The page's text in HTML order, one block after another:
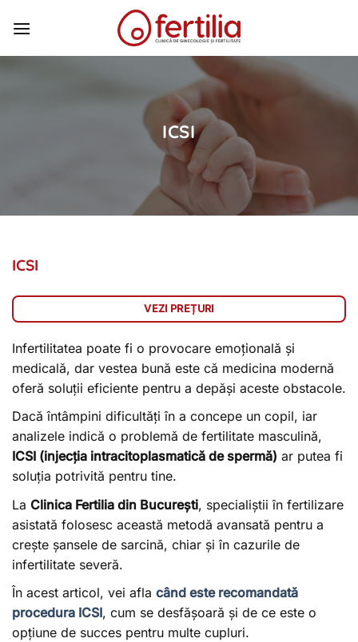
ICSI
ICSI
VEZI PREȚURI
Infertilitatea poate fi o provocare emoțională și
medicală, dar vestea bună este că medicina modernă
oferă soluții eficiente pentru a depăși aceste obstacole.
Dacă întâmpini dificultăți în a concepe un copil, iar
analizele indică o problemă de fertilitate masculină,
ICSI (injecția intracitoplasmatică de spermă) ar putea fi
soluția potrivită pentru tine.
La Clinica Fertilia din București, specialiștii în fertilizare
asistată folosesc această metodă avansată pentru a
crește șansele de sarcină, chiar și în cazurile de
infertilitate severă.
În acest articol, vei afla când este recomandată
procedura ICSI, cum se desfășoară și de ce este o
opțiune de succes pentru multe cupluri.